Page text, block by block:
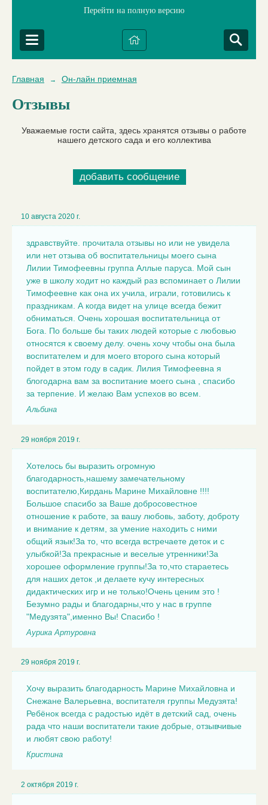
Перейти на полную версию
Главная → Он-лайн приемная
Отзывы
Уважаемые гости сайта, здесь хранятся отзывы о работе
нашего детского сада и его коллектива
добавить сообщение
10 августа 2020 г.
здравствуйте. прочитала отзывы но или не увидела
или нет отзыва об воспитательницы моего сына
Лилии Тимофеевны группа Аллые паруса. Мой сын
уже в школу ходит но каждый раз вспоминает о Лилии
Тимофеевне как она их учила, играли, готовились к
праздникам. А когда видет на улице всегда бежит
обниматься. Очень хорошая воспитательница от
Бога. По больше бы таких людей которые с любовью
относятся к своему делу. очень хочу чтобы она была
воспитателем и для моего второго сына который
пойдет в этом году в садик. Лилия Тимофеевна я
блогодарна вам за воспитание моего сына , спасибо
за терпение. И желаю Вам успехов во всем.
Альбина
29 ноября 2019 г.
Хотелось бы выразить огромную
благодарность,нашему замечательному
воспитателю,Кирдань Марине Михайловне !!!!
Большое спасибо за Ваше добросовестное
отношение к работе, за вашу любовь, заботу, доброту
и внимание к детям, за умение находить с ними
общий язык!За то, что всегда встречаете деток и с
улыбкой!За прекрасные и веселые утренники!За
хорошее оформление группы!За то,что стараетесь
для наших деток ,и делаете кучу интересных
дидактических игр и не только!Очень ценим это !
Безумно рады и благодарны,что у нас в группе
"Медузята",именно Вы! Спасибо !
Аурика Артуровна
29 ноября 2019 г.
Хочу выразить благодарность Марине Михайловна и
Снежане Валерьевна, воспитателя группы Медузята!
Ребёнок всегда с радостью идёт в детский сад, очень
рада что наши воспитатели такие добрые, отзывчивые
и любят свою работу!
Кристина
2 октября 2019 г.